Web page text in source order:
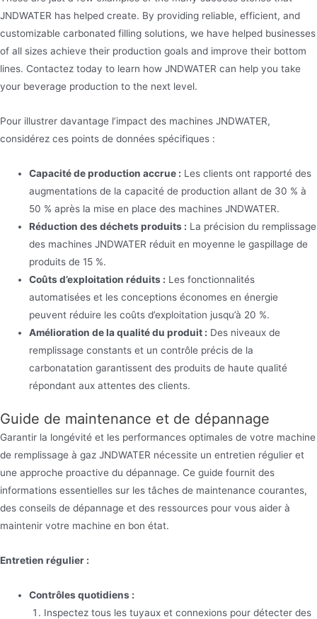
JNDWATER has helped create. By providing reliable, efficient, and
customizable carbonated filling solutions, we have helped businesses
of all sizes achieve their production goals and improve their bottom
lines. Contactez today to learn how JNDWATER can help you take
your beverage production to the next level.
Pour illustrer davantage l’impact des machines JNDWATER,
considérez ces points de données spécifiques :
Capacité de production accrue : Les clients ont rapporté des
augmentations de la capacité de production allant de 30 % à
50 % après la mise en place des machines JNDWATER.
Réduction des déchets produits : La précision du remplissage
des machines JNDWATER réduit en moyenne le gaspillage de
produits de 15 %.
Coûts d’exploitation réduits : Les fonctionnalités
automatisées et les conceptions économes en énergie
peuvent réduire les coûts d’exploitation jusqu’à 20 %.
Amélioration de la qualité du produit : Des niveaux de
remplissage constants et un contrôle précis de la
carbonatation garantissent des produits de haute qualité
répondant aux attentes des clients.
Guide de maintenance et de dépannage
Garantir la longévité et les performances optimales de votre machine
de remplissage à gaz JNDWATER nécessite un entretien régulier et
une approche proactive du dépannage. Ce guide fournit des
informations essentielles sur les tâches de maintenance courantes,
des conseils de dépannage et des ressources pour vous aider à
maintenir votre machine en bon état.
Entretien régulier :
Contrôles quotidiens :
Inspectez tous les tuyaux et connexions pour détecter des